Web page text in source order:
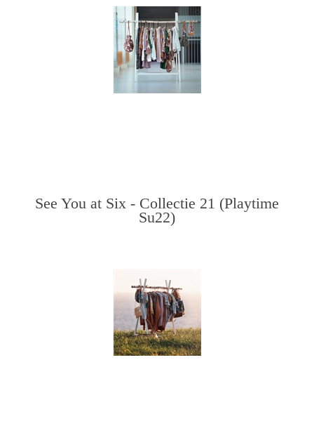
See You at Six - Collectie 21 (Playtime
Su22)